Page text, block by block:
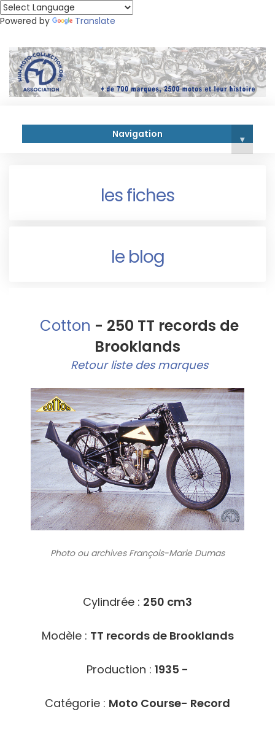
Powered by Translate
Navigation ▾
les fiches
le blog
Cotton - 250 TT records de
Brooklands
Retour liste des marques
Photo ou archivesFrançois-Marie Dumas
Cylindrée : 250 cm3
Modèle : TT records de Brooklands
Production : 1935 -
Catégorie : Moto Course- Record